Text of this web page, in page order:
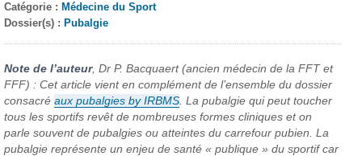
Catégorie : Médecine du Sport
Dossier(s) : Pubalgie
Note de l’auteur, Dr P. Bacquaert (ancien médecin de la FFT et
FFF) : Cet article vient en complément de l’ensemble du dossier
consacréaux pubalgies by IRBMS . La pubalgie qui peut toucher
tous les sportifs revêt de nombreuses formes cliniques et on
parle souvent de pubalgies ou atteintes du carrefour pubien. La
pubalgie représente un enjeu de santé « publique » du sportif car